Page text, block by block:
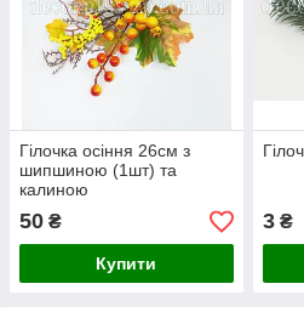
Гілочка осіння 26см з
шипшиною (1шт) та
калиною
50 ₴
Купити
3₴